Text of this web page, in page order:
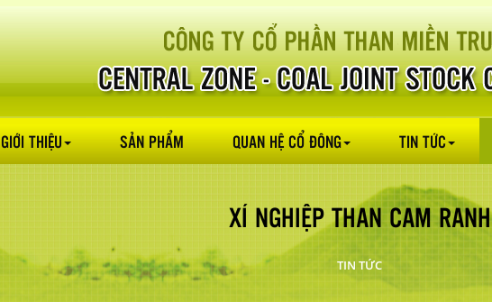
GIỚI THIỆU SẢN PHẨM QUAN HỆ CỔ ĐÔNG TIN TỨC
XÍ NGHIỆP THAN CAM RANH
TIN TỨC